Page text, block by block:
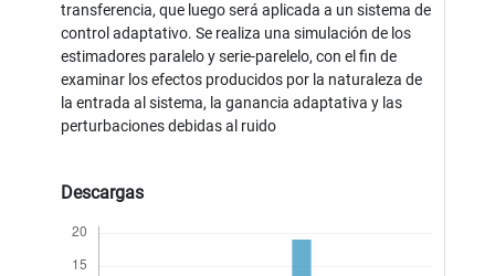
transferencia, que luego será aplicada a un sistema de
control adaptativo. Se realiza una simulación de los
estimadores paralelo y serie-parelelo, con el fin de
examinar los efectos producidos por la naturaleza de
la entrada al sistema, la ganancia adaptativa y las
perturbaciones debidas al ruido
Descargas